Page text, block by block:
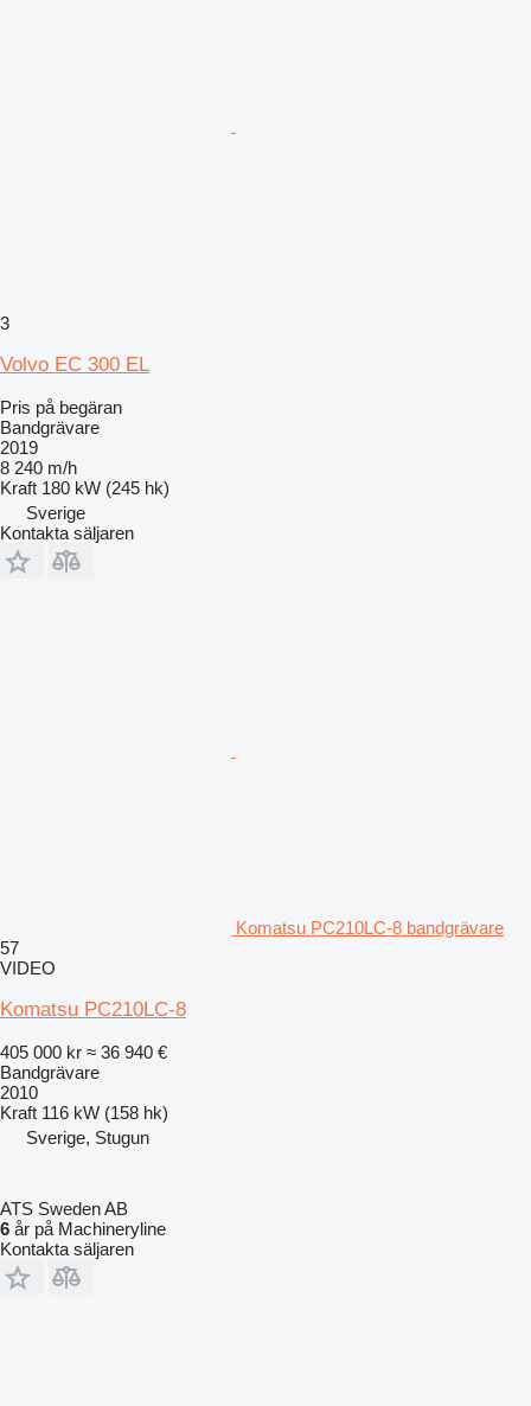
3
Volvo EC 300 EL
Pris på begäran
Bandgrävare
2019
8 240 m/h
Kraft 180 kW (245 hk)
Sverige
Kontakta säljaren
Komatsu PC210LC-8 bandgrävare
57
VIDEO
Komatsu PC210LC-8
405 000 kr ≈ 36 940 €
Bandgrävare
2010
Kraft 116 kW (158 hk)
Sverige, Stugun
ATS Sweden AB
6 år på Machineryline
Kontakta säljaren